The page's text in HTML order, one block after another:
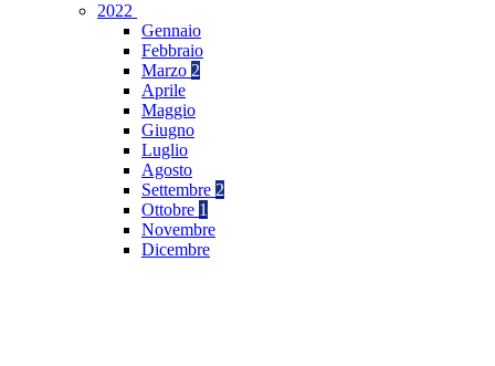
2022
Gennaio
Febbraio
Marzo 2
Aprile
Maggio
Giugno
Luglio
Agosto
Settembre 2
Ottobre 1
Novembre
Dicembre